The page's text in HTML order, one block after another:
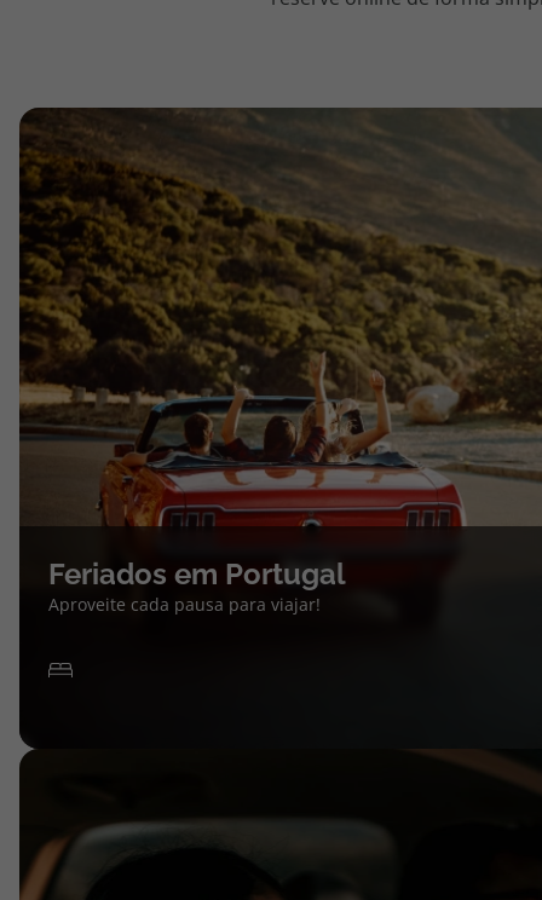
topatlantico@topatlantico.com
Feriados em Portugal
Aproveite cada pausa para viajar!